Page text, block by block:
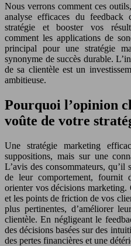
Nous verrons comment ces
analyse efficaces du feedback
stratégie et booster vos
comment les applications de
principal pour une stratégie
synonyme de succès durable.
de sa clientèle est un
ambitieuse.
Pourquoi l’opinion
voûte de votre
Une stratégie marketing
suppositions, mais sur une
L’avis des consommateurs,
de leur comportement, fournit
orienter vos décisions marketing.
et les points de friction de vos
plus pertinentes, d’améliorer
clientèle. En négligeant le
des décisions basées sur des
des pertes financières et une